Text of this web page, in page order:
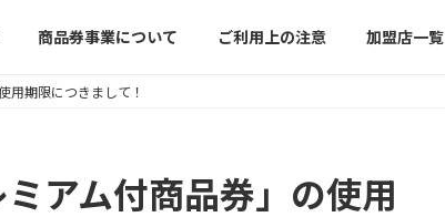
商品券事業について ご利用上の注意 加盟店一覧
用期限につきまして！
アム付商品券」の使用